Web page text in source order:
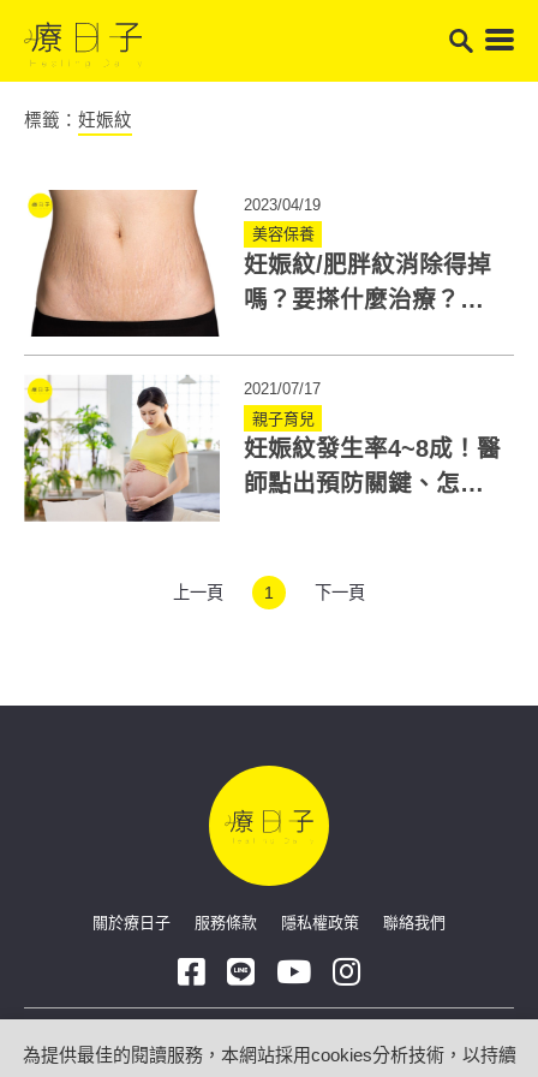
標籤： 妊娠紋
2023/04/19
美容保養
妊娠紋/肥胖紋消除得掉
嗎？要搽什麼治療？小
2021/07/17
親子育兒
妊娠紋發生率4~8成！醫
師點出預防關鍵、怎麼
上一頁 1 下一頁
關於療日子 服務條款 隱私權政策 聯絡我們
Copyright © 2026 療日子 HealingDaily
為提供最佳的閱讀服務，本網站採用cookies分析技術，以持續